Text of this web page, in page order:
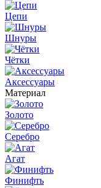
Цепи
Шнуры
Чётки
Аксессуары
Материал
Золото
Серебро
Агат
Финифть